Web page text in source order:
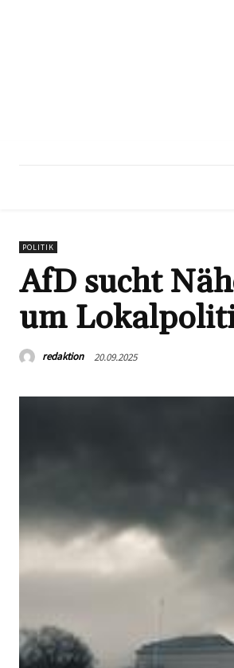
POLITIK
AfD sucht
um
redaktion 20.09.2025